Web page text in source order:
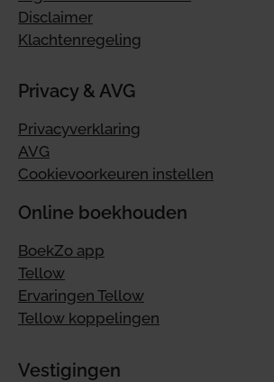
Disclaimer
Klachtenregeling
Privacy & AVG
Privacyverklaring
AVG
Cookievoorkeuren instellen
Online boekhouden
BoekZo app
Tellow
Ervaringen Tellow
Tellow koppelingen
Vestigingen